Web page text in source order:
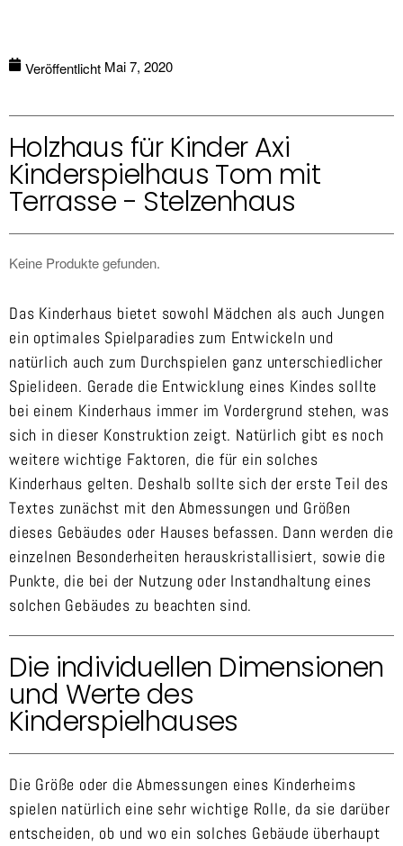
Veröffentlicht Mai 7, 2020
Holzhaus für Kinder Axi
Kinderspielhaus Tom mit
Terrasse - Stelzenhaus
Keine Produkte gefunden.
Das Kinderhaus bietet sowohl Mädchen als auch Jungen
ein optimales Spielparadies zum Entwickeln und
natürlich auch zum Durchspielen ganz unterschiedlicher
Spielideen. Gerade die Entwicklung eines Kindes sollte
bei einem Kinderhaus immer im Vordergrund stehen, was
sich in dieser Konstruktion zeigt. Natürlich gibt es noch
weitere wichtige Faktoren, die für ein solches
Kinderhaus gelten. Deshalb sollte sich der erste Teil des
Textes zunächst mit den Abmessungen und Größen
dieses Gebäudes oder Hauses befassen. Dann werden die
einzelnen Besonderheiten herauskristallisiert, sowie die
Punkte, die bei der Nutzung oder Instandhaltung eines
solchen Gebäudes zu beachten sind.
Die individuellen Dimensionen
und Werte des
Kinderspielhauses
Die Größe oder die Abmessungen eines Kinderheims
spielen natürlich eine sehr wichtige Rolle, da sie darüber
entscheiden, ob und wo ein solches Gebäude überhaupt